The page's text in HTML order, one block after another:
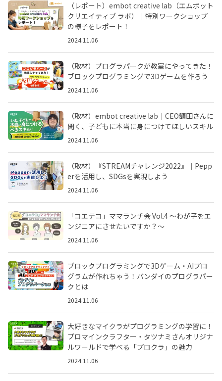
（レポート）embot creative lab（エムボット
クリエイティブ ラボ）｜特別ワークショップ
の様子をレポート！
2024.11.06
（取材）プログラパークが教室にやってきた！
ブロックプログラミングで3Dゲームを作ろう
2024.11.06
（取材）embot creative lab｜CEO額田さんに
聞く、子どもに本当に身につけてほしいスキル
2024.11.06
（取材）『STREAMチャレンジ2022』｜Pepp
erを活用し、SDGsを実現しよう
2024.11.06
「コエテコ」ママランチ会 Vol.4 〜わが子をエ
ンジニアにさせたいですか？〜
2024.11.06
ブロックプログラミングで3Dゲーム・AIプロ
グラムが作れちゃう！バンダイのプログラパー
クとは
2024.11.06
大好きなマイクラがプログラミングの学習に！
プロマインクラフター・タツナミさんオリジナ
ルワールドで学べる「プロクラ」の魅力
2024.11.06